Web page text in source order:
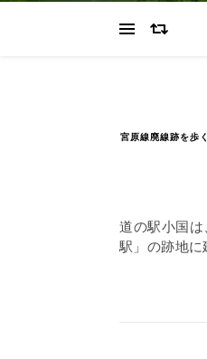
宮原線廃線跡を歩
道の駅小国
駅」の跡地